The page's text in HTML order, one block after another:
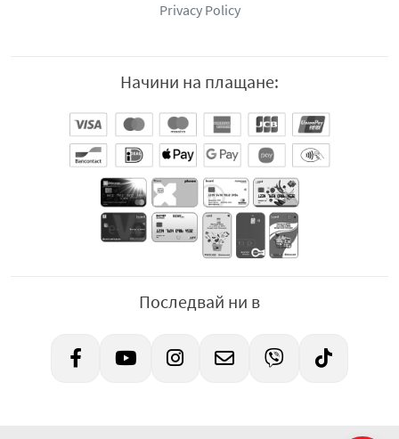
Privacy Policy
Начини на плащане:
Последвай ни в